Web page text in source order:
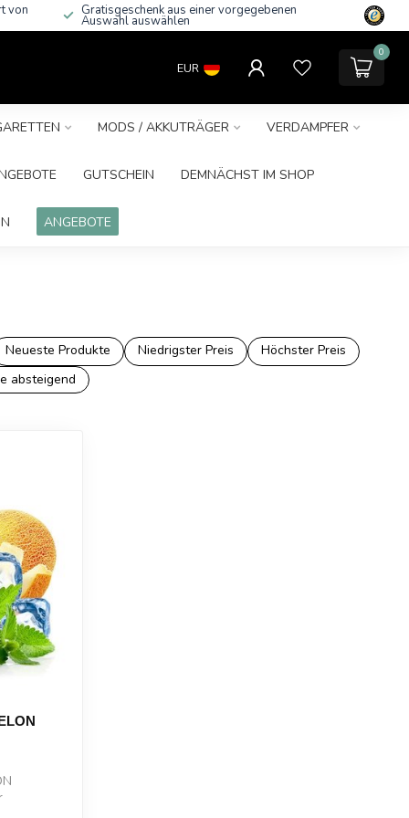
von Gratisgeschenk aus einer vorgegebenen
Auswahl auswählen
EUR
0
MODS / AKKUTRÄGER VERDAMPFER
GUTSCHEIN DEMNÄCHST IM SHOP
ANGEBOTE
Neueste Produkte Niedrigster Preis
Höchster Preis
absteigend